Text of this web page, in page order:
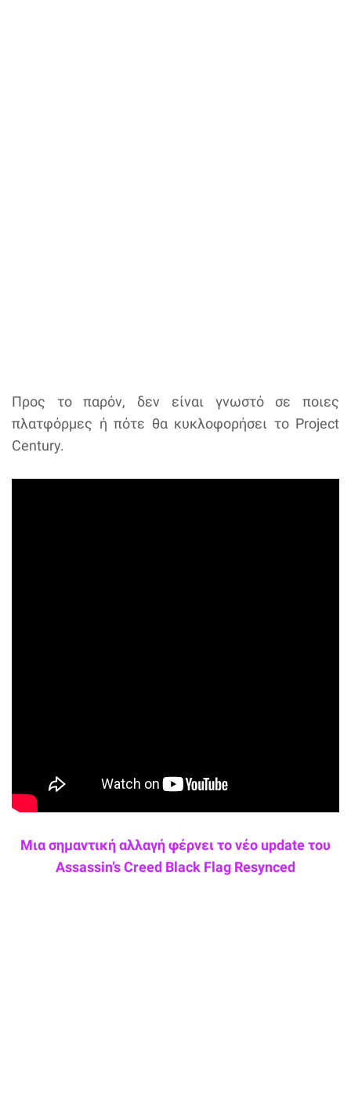
Προς το παρόν, δεν είναι γνωστό σε ποιες
πλατφόρμες ή πότε θα κυκλοφορήσει το Project
Century.
Μια σημαντική αλλαγή φέρνει το νέο update του
Assassin’s Creed Black Flag Resynced